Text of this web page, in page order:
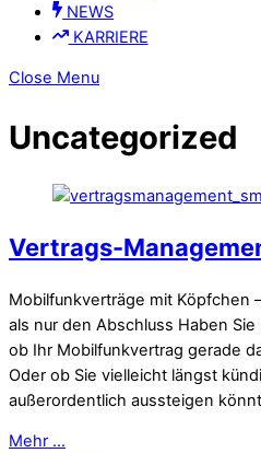
NEWS
KARRIERE
Close Menu
Uncategorized
Vertrags-
Mobilfunkverträge mit Köpfchen
als nur den Abschluss Haben
ob Ihr Mobilfunkvertrag gerade
Oder ob Sie vielleicht längst
außerordentlich aussteigen
Mehr ...